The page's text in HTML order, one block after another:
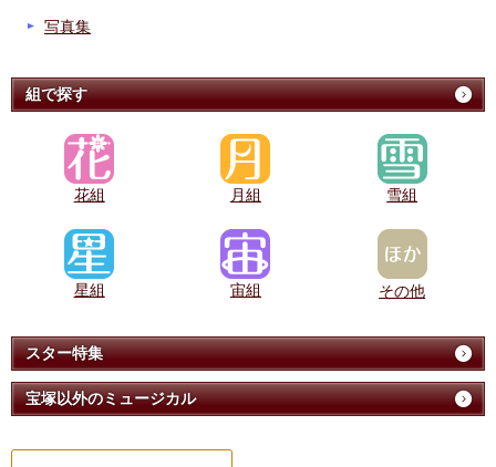
写真集
組で探す
花組 月組 雪組
星組 宙組 その他
スター特集
宝塚以外のミュージカル